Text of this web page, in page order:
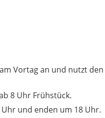
Vortag an und nutzt
8 Uhr Frühstück.
und enden um 18 Uhr.